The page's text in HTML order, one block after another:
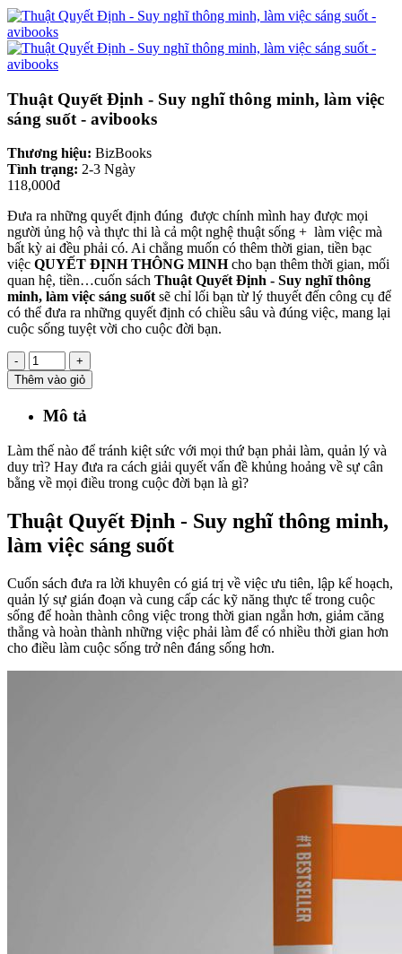
Thuật Quyết Định - Suy nghĩ thông minh, làm việc
sáng suốt - avibooks
Thương hiệu: BizBooks
Tình trạng: 2-3 Ngày
118,000đ
Đưa ra những quyết định đúng được chính mình hay được mọi
người ủng hộ và thực thi là cả một nghệ thuật sống + làm việc mà
bất kỳ ai đều phải có. Ai chẳng muốn có thêm thời gian, tiền bạc
việc QUYẾT ĐỊNH THÔNG MINHcho bạn thêm thời gian, mối
quan hệ, tiền…cuốn sách Thuật Quyết Định - Suy nghĩ thông
minh, làm việc sáng suốtsẽ chỉ lối bạn từ lý thuyết đến công cụ để
có thể đưa ra những quyết định có chiều sâu và đúng việc, mang lại
cuộc sống tuyệt vời cho cuộc đời bạn.
-
+
Thêm vào giỏ
Mô tả
Làm thế nào để tránh kiệt sức với mọi thứ bạn phải làm, quản lý và
duy trì? Hay đưa ra cách giải quyết vấn đề khủng hoảng về sự cân
bằng về mọi điều trong cuộc đời bạn là gì?
Thuật Quyết Định - Suy nghĩ thông minh,
làm việc sáng suốt
Cuốn sách đưa ra lời khuyên có giá trị về việc ưu tiên, lập kế hoạch,
quản lý sự gián đoạn và cung cấp các kỹ năng thực tế trong cuộc
sống để hoàn thành công việc trong thời gian ngắn hơn, giảm căng
thẳng và hoàn thành những việc phải làm để có nhiều thời gian hơn
cho điều làm cuộc sống trở nên đáng sống hơn.